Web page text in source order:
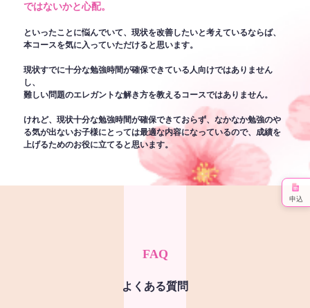
ではないかと心配。
といったことに悩んでいて、現状を改善したいと考えているならば、
本コースを気に入っていただけると思います。
現状すでに十分な勉強時間が確保できている人向けではありません
し、
難しい問題のエレガントな解き方を教えるコースではありません。
けれど、現状十分な勉強時間が確保できておらず、なかなか勉強のや
る気が出ないお子様にとっては最適な内容になっているので、成績を
上げるためのお役に立てると思います。
FAQ
よくある質問
申込